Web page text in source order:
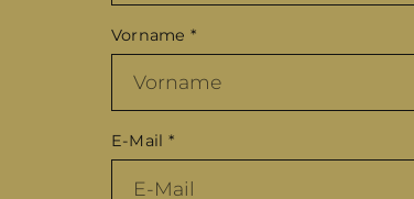
Vorname *
E-Mail *